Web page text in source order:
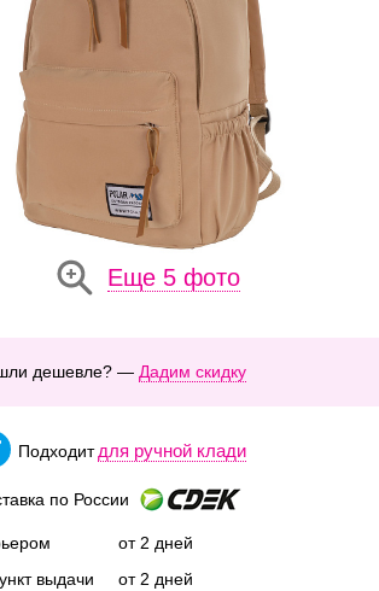
Еще 5 фото
дешевле? — Дадим скидку
Подходит для ручной клади
по России
выдачи
от 2 дней
от 2 дней